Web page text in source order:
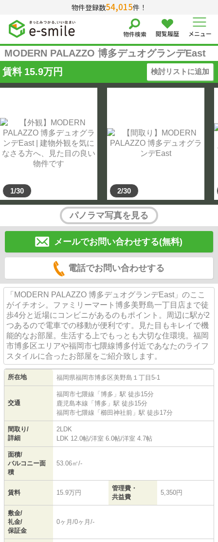
物件登録数54,015件！
物件検索 閲覧履歴 メニュー
MODERN PALAZZO 博多デュオグランデEast
賃料 15.9万円 検討リストに追加
1/30 2/30
パノラマ写真を見る
メールでお問い合わせする(無料)
電話でお問い合わせする
「MODERN PALAZZO 博多デュオグランデEast」のここ
がイチオシ。ファミリーマート博多美野島一丁目店まで徒
歩4分と近場にコンビニがあるのもポイント。周辺に駅が2
つあるので電車での移動が便利です。見た目もキレイで機
能的なお部屋。生活する上でもっとも大切な住環境。福岡
市博多区エリアや福岡市七隈線博多付近であなたのライフ
スタイルに合ったお部屋をご紹介致します。
所在地 福岡県福岡市博多区美野島 １丁目5-1
交通
福岡市七隈線 「博多 」駅 徒歩15分
鹿児島本線 「博多 」駅 徒歩15分
福岡市七隈線 「櫛田神社前 」駅 徒歩17分
間取り/
詳細
2LDK
LDK 12.0帖/洋室 6.0帖/洋室 4.7帖
面積/
バルコニー面
積
53.06㎡/-
賃料 15.9万円
管理費・
共益費
5,350円
敷金/
礼金/
保証金
0ヶ月/0ヶ月/-